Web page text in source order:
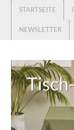
STARTSEITE
NEWSLETTER